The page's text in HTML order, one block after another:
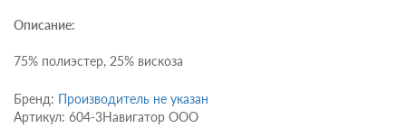
Описание:
75% полиэстер, 25% вискоза
Бренд: Производитель не указан
Артикул: 604-3Навигатор ООО